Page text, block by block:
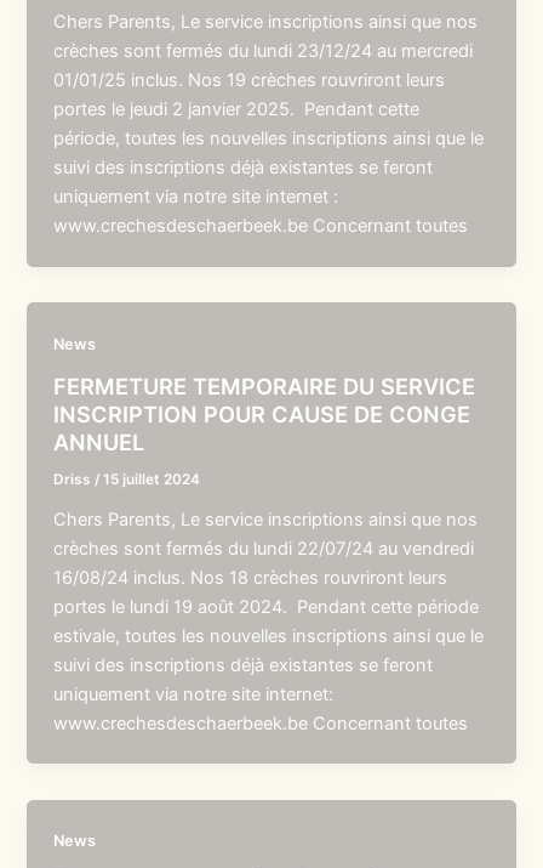
Chers Parents, Le service inscriptions ainsi que nos
crèches sont fermés du lundi 23/12/24 au mercredi
01/01/25 inclus. Nos 19 crèches rouvriront leurs
portes le jeudi 2 janvier 2025. Pendant cette
période, toutes les nouvelles inscriptions ainsi que le
suivi des inscriptions déjà existantes se feront
uniquement via notre site internet :
www.crechesdeschaerbeek.be Concernant toutes
News
FERMETURE TEMPORAIRE DU SERVICE
INSCRIPTION POUR CAUSE DE CONGE
ANNUEL
Driss /15 juillet 2024
Chers Parents, Le service inscriptions ainsi que nos
crèches sont fermés du lundi 22/07/24 au vendredi
16/08/24 inclus. Nos 18 crèches rouvriront leurs
portes le lundi 19 août 2024. Pendant cette période
estivale, toutes les nouvelles inscriptions ainsi que le
suivi des inscriptions déjà existantes se feront
uniquement via notre site internet:
www.crechesdeschaerbeek.be Concernant toutes
News